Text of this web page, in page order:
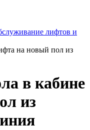
лифтов и
на новый пол из
в кабине
из